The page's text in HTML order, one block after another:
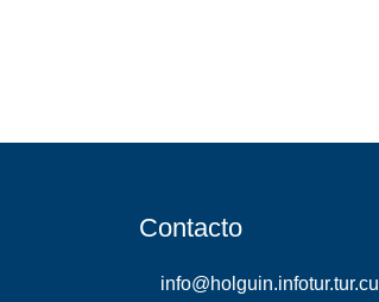
Contacto
info@holguin.infotur.tur.cu